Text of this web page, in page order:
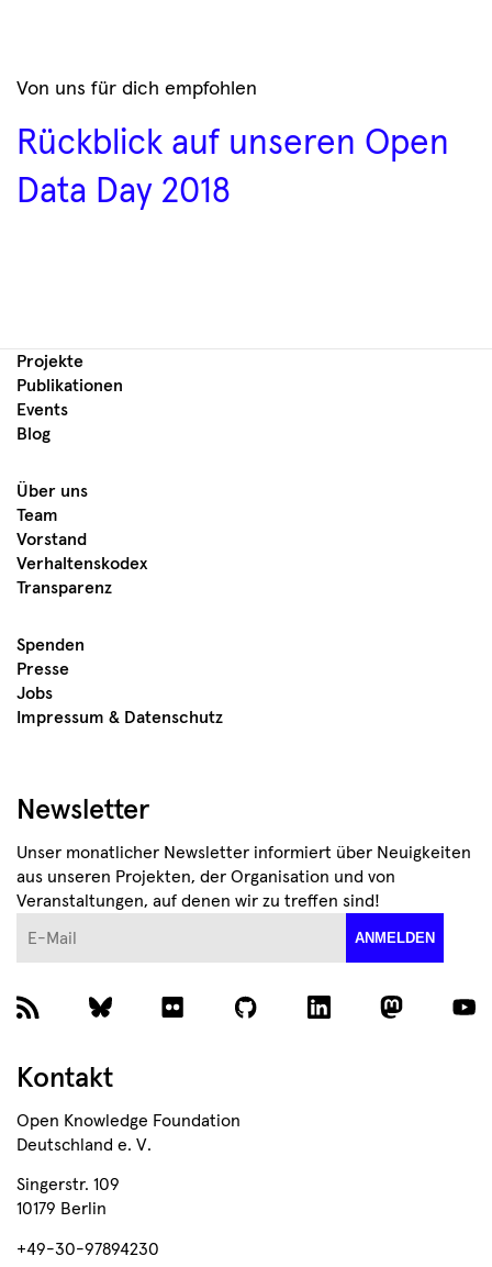
Von uns für dich empfohlen
Rückblick auf unseren Open
Data Day 2018
Projekte
Publikationen
Events
Blog
Über uns
Team
Vorstand
Verhaltenskodex
Transparenz
Spenden
Presse
Jobs
Impressum & Datenschutz
Newsletter
Unser monatlicher Newsletter informiert über Neuigkeiten
aus unseren Projekten, der Organisation und von
Veranstaltungen, auf denen wir zu treffen sind!
ANMELDEN
Kontakt
Open Knowledge Foundation
Deutschland e. V.
Singerstr. 109
10179 Berlin
+49-30-97894230